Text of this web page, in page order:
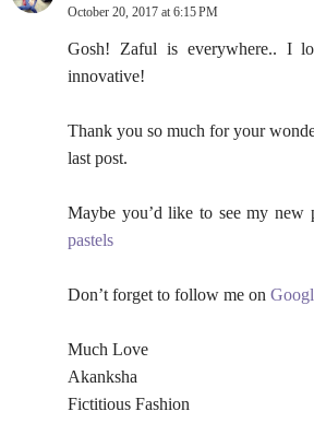
October 20, 2017 at 6:15 PM
Gosh! Zaful is everywhere.. I
innovative!
Thank you so much for your
last post.
Maybe you’d like to see my new
pastels
Don’t forget to follow me on
Much Love
Akanksha
Fictitious Fashion